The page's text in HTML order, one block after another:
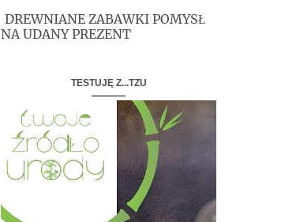
DREWNIANE ZABAWKI POMYSŁ
NA UDANY PREZENT
TESTUJĘ Z...TZU